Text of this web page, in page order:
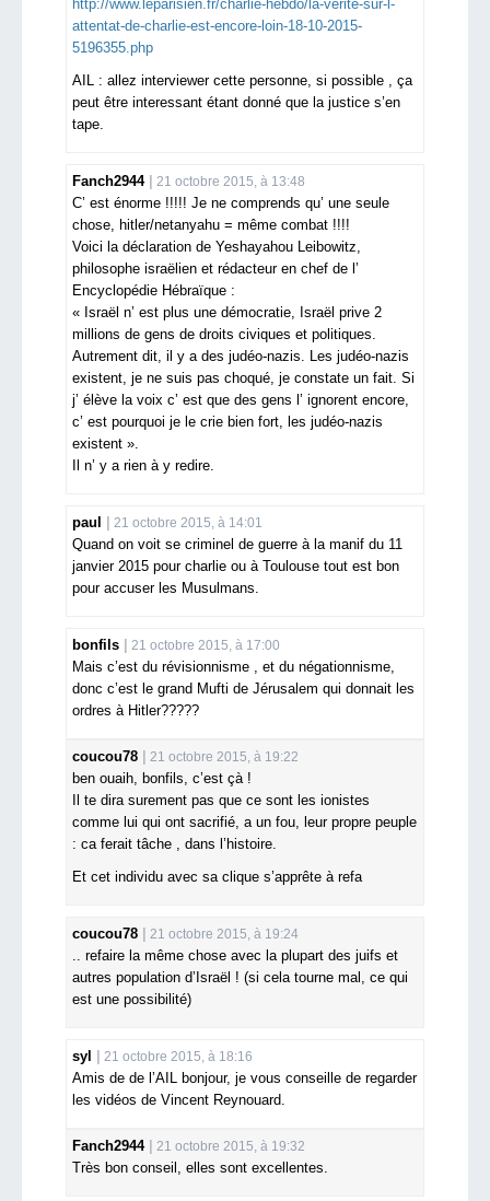
http://www.leparisien.fr/charlie-hebdo/la-verite-sur-l-
attentat-de-charlie-est-encore-loin-18-10-2015-
5196355.php
AIL : allez interviewer cette personne, si possible , ça
peut être interessant étant donné que la justice s’en
tape.
Fanch2944 21 octobre 2015, à 13:48
C’ est énorme !!!!! Je ne comprends qu’ une seule
chose, hitler/netanyahu = même combat !!!!
Voici la déclaration de Yeshayahou Leibowitz,
philosophe israëlien et rédacteur en chef de l’
Encyclopédie Hébraïque :
« Israël n’ est plus une démocratie, Israël prive 2
millions de gens de droits civiques et politiques.
Autrement dit, il y a des judéo-nazis. Les judéo-nazis
existent, je ne suis pas choqué, je constate un fait. Si
j’ élève la voix c’ est que des gens l’ ignorent encore,
c’ est pourquoi je le crie bien fort, les judéo-nazis
existent ».
Il n’ y a rien à y redire.
paul 21 octobre 2015, à 14:01
Quand on voit se criminel de guerre à la manif du 11
janvier 2015 pour charlie ou à Toulouse tout est bon
pour accuser les Musulmans.
bonfils 21 octobre 2015, à 17:00
Mais c’est du révisionnisme , et du négationnisme,
donc c’est le grand Mufti de Jérusalem qui donnait les
ordres à Hitler?????
coucou78 21 octobre 2015, à 19:22
ben ouaih, bonfils, c’est çà !
Il te dira surement pas que ce sont les ionistes
comme lui qui ont sacrifié, a un fou, leur propre peuple
: ca ferait tâche , dans l’histoire.
Et cet individu avec sa clique s’apprête à refa
coucou78 21 octobre 2015, à 19:24
.. refaire la même chose avec la plupart des juifs et
autres population d’Israël ! (si cela tourne mal, ce qui
est une possibilité)
syl 21 octobre 2015, à 18:16
Amis de de l’AIL bonjour, je vous conseille de regarder
les vidéos de Vincent Reynouard.
Fanch2944 21 octobre 2015, à 19:32
Très bon conseil, elles sont excellentes.